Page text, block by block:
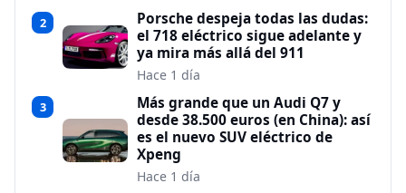
2
Porsche despeja todas las dudas:
el 718 eléctrico sigue adelante y
ya mira más allá del 911
Hace 1 día
3
Más grande que un Audi Q7 y
desde 38.500 euros (en China): así
es el nuevo SUV eléctrico de
Xpeng
Hace 1 día